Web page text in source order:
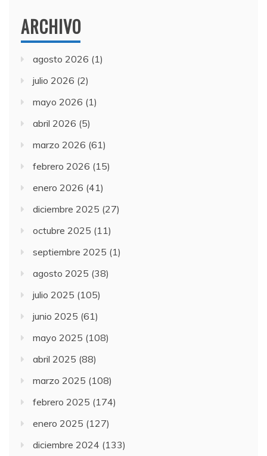
ARCHIVO
agosto 2026 (1)
julio 2026 (2)
mayo 2026 (1)
abril 2026 (5)
marzo 2026 (61)
febrero 2026 (15)
enero 2026 (41)
diciembre 2025 (27)
octubre 2025 (11)
septiembre 2025 (1)
agosto 2025 (38)
julio 2025 (105)
junio 2025 (61)
mayo 2025 (108)
abril 2025 (88)
marzo 2025 (108)
febrero 2025 (174)
enero 2025 (127)
diciembre 2024 (133)